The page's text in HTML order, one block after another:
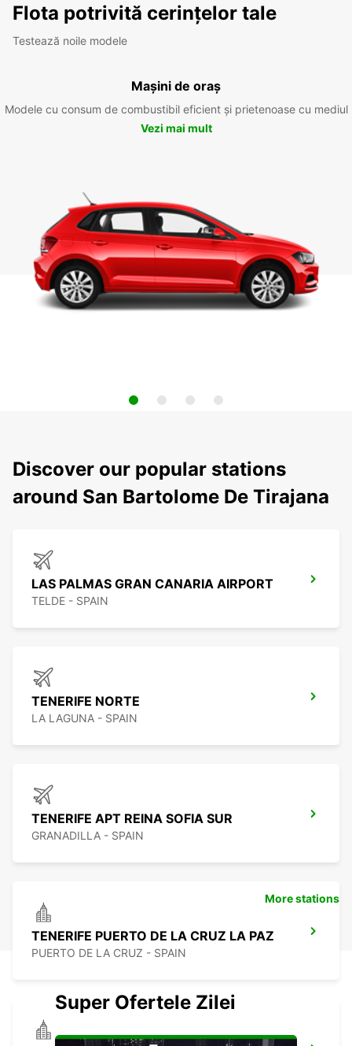
Flota potrivită cerințelor tale
Testează noile modele
Mașini de oraș
Modele cu consum de combustibil eficient și prietenoase cu mediul
Vezi mai mult
Discover our popular stations
around San Bartolome De Tirajana
LAS PALMAS GRAN CANARIA AIRPORT
TELDE - SPAIN
TENERIFE NORTE
LA LAGUNA - SPAIN
TENERIFE APT REINA SOFIA SUR
GRANADILLA - SPAIN
TENERIFE PUERTO DE LA CRUZ LA PAZ
PUERTO DE LA CRUZ - SPAIN
More stations
Super Ofertele Zilei